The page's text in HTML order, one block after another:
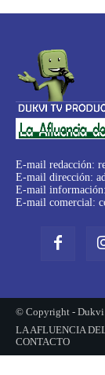
E-mail redacción:
E-mail dirección:
E-mail información:
E-mail comercial:
© Copyright - Dukvi
LA AFLUENCIA
CONTACTO